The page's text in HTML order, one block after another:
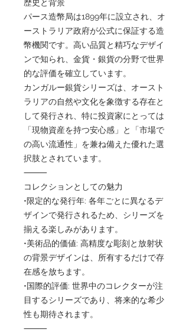
歴史と背景
パース造幣局は1899年に設立され、オ
ーストラリア政府が公式に保証する造
幣機関です。高い品質と精巧なデザイ
ンで知られ、金貨・銀貨の分野で世界
的な評価を確立しています。
カンガルー銀貨シリーズは、オースト
ラリアの自然や文化を象徴する存在と
して発行され、特に投資家にとっては
「現物資産を持つ安心感」と「市場で
の高い流通性」を兼ね備えた優れた選
択肢とされています。
⸻
コレクションとしての魅力
•限定的な発行年: 各年ごとに異なるデ
ザインで発行されるため、シリーズを
揃える楽しみがあります。
•美術品的価値: 高精度な彫刻と放射状
の背景デザインは、所有するだけで存
在感を放ちます。
•国際的評価: 世界中のコレクターが注
目するシリーズであり、将来的な希少
性も期待されます。
⸻